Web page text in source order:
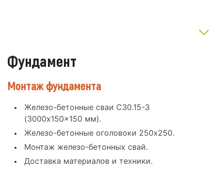
Фундамент
Монтаж фундамента
Железо-бетонные сваи С30.15-3
(3000x150x150 мм).
Железо-бетонные оголовоки 250x250.
Монтаж железо-бетонных свай.
Доставка материалов и техники.